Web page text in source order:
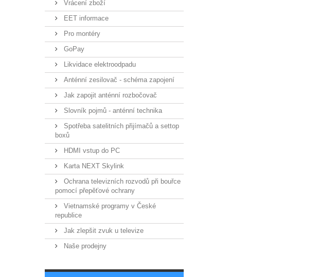
Vrácení zboží
EET informace
Pro montéry
GoPay
Likvidace elektroodpadu
Anténní zesilovač - schéma zapojení
Jak zapojit anténní rozbočovač
Slovník pojmů - anténní technika
Spotřeba satelitních přijímačů a settop
boxů
HDMI vstup do PC
Karta NEXT Skylink
Ochrana televizních rozvodů při bouřce
pomocí přepěťové ochrany
Vietnamské programy v České
republice
Jak zlepšit zvuk u televize
Naše prodejny